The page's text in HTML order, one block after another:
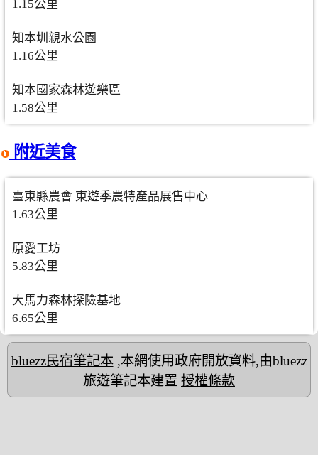
1.15公里
知本圳親水公園
1.16公里
知本國家森林遊樂區
1.58公里
附近美食
臺東縣農會 東遊季農特產品展售中心
1.63公里
原愛工坊
5.83公里
大馬力森林探險基地
6.65公里
bluezz民宿筆記本,本網使用政府開放資料,由bluezz
旅遊筆記本建置 授權條款